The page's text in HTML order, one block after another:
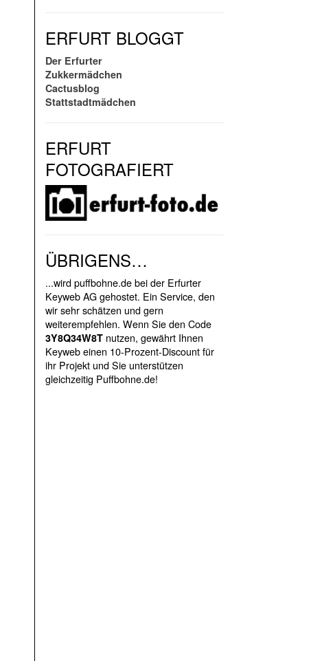
ERFURT BLOGGT
Der Erfurter
Zukkermädchen
Cactusblog
Stattstadtmädchen
ERFURT
FOTOGRAFIERT
ÜBRIGENS…
...wird puffbohne.de bei der Erfurter
Keyweb AG gehostet. Ein Service, den
wir sehr schätzen und gern
weiterempfehlen. Wenn Sie den Code
3Y8Q34W8T nutzen, gewährt Ihnen
Keyweb einen 10-Prozent-Discount für
ihr Projekt und Sie unterstützen
gleichzeitig Puffbohne.de!